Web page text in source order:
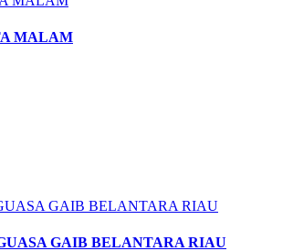
MALAM
GAIB BELANTARA RIAU